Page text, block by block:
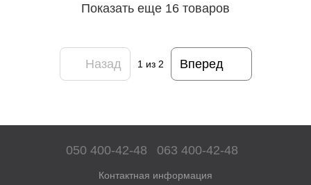
Показать еще 16 товаров
Назад 1 из 2 Вперед
050 400-42-48 063 400-42-48
Контактная информация